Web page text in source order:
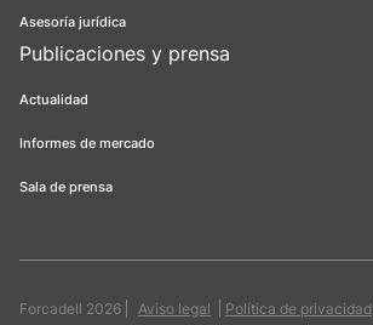
Asesoría jurídica
Publicaciones y prensa
Actualidad
Informes de mercado
Sala de prensa
Forcadell 2026 Aviso legal Política de privacidad